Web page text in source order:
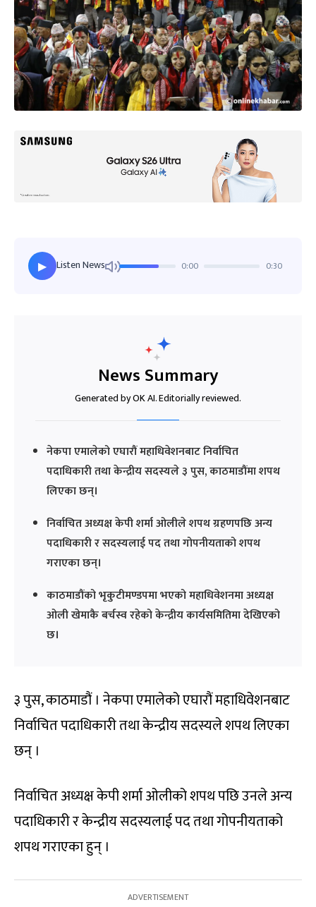
▶ Listen News 0:00 0:30
News Summary
Generated by OK AI. Editorially reviewed.
नेकपा एमालेको एघारौं महाधिवेशनबाट निर्वाचित
पदाधिकारी तथा केन्द्रीय सदस्यले ३ पुस, काठमाडौंमा शपथ
लिएका छन्।
निर्वाचित अध्यक्ष केपी शर्मा ओलीले शपथ ग्रहणपछि अन्य
पदाधिकारी र सदस्यलाई पद तथा गोपनीयताको शपथ
गराएका छन्।
काठमाडौंको भृकुटीमण्डपमा भएको महाधिवेशनमा अध्यक्ष
ओली खेमाकै बर्चस्व रहेको केन्द्रीय कार्यसमितिमा देखिएको
छ।
३ पुस, काठमाडौं । नेकपा एमालेको एघारौं महाधिवेशनबाट
निर्वाचित पदाधिकारी तथा केन्द्रीय सदस्यले शपथ लिएका
छन् ।
निर्वाचित अध्यक्ष केपी शर्मा ओलीको शपथ पछि उनले अन्य
पदाधिकारी र केन्द्रीय सदस्यलाई पद तथा गोपनीयताको
शपथ गराएका हुन् ।